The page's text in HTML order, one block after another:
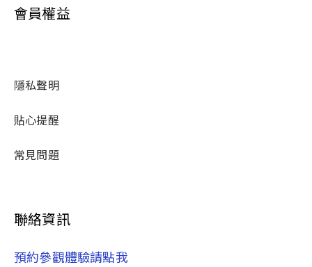
會員權益
隱私聲明
貼心提醒
常見問題
聯絡資訊
預約參觀體驗請點我